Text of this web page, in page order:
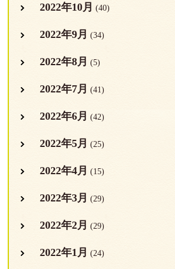
2022年10月 (40)
2022年9月 (34)
2022年8月 (5)
2022年7月 (41)
2022年6月 (42)
2022年5月 (25)
2022年4月 (15)
2022年3月 (29)
2022年2月 (29)
2022年1月 (24)